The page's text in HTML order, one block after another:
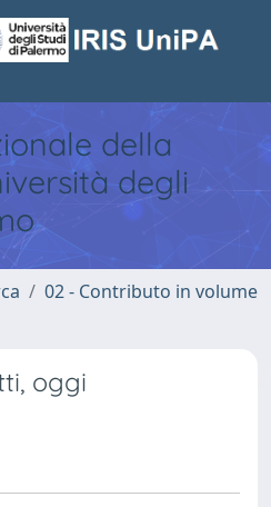
della
degli
02 - Contributo in volume
oggi